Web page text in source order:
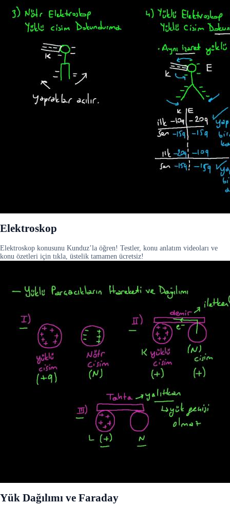
Elektroskop
Elektroskop konusunu Kunduz’la öğren! Testler, konu anlatım videoları ve
konu özetleri için tıkla, üstelik tamamen ücretsiz!
Yük Dağılımı ve Faraday